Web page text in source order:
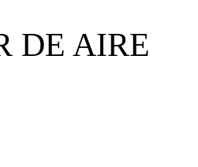
DE AIRE